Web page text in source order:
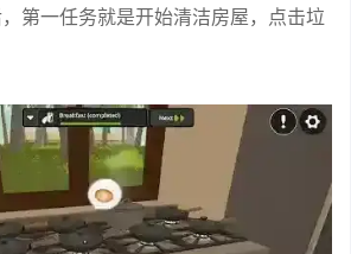
第一任务就是开始清洁房屋，点击垃